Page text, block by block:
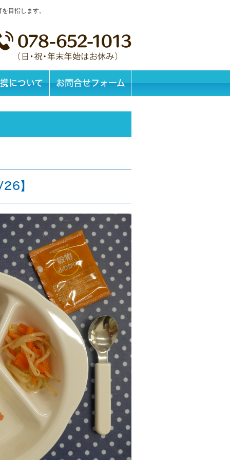
目指します。
について お問合せフォーム
】